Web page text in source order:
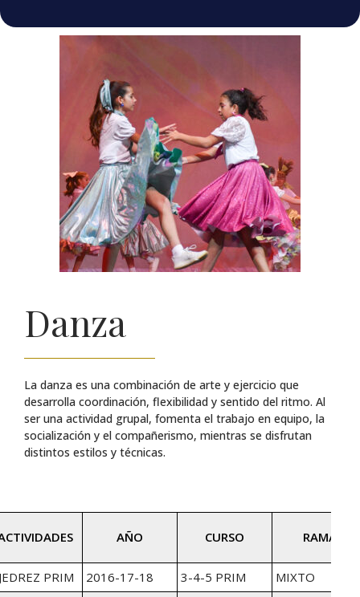
Danza
La danza es una combinación de arte y ejercicio que
desarrolla coordinación, flexibilidad y sentido del ritmo. Al
ser una actividad grupal, fomenta el trabajo en equipo, la
socialización y el compañerismo, mientras se disfrutan
distintos estilos y técnicas.
AÑO CURSO RAMA
PRIM 2016-17-18 3-4-5 PRIM
MIXTO